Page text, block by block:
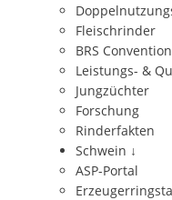
Fleischrinder
BRS Convention
Leistungs- &
Jungzüchter
Forschung
Rinderfakten
Schwein ↓
ASP-Portal